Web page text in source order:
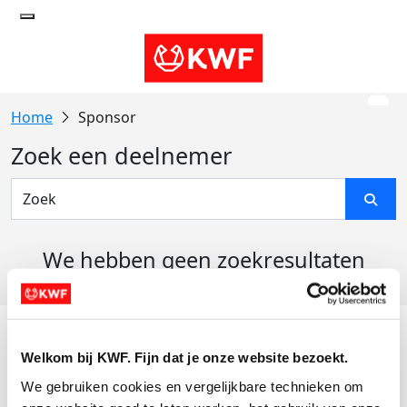
Welkom bij KWF. Fijn dat je onze website bezoekt.
We gebruiken cookies en vergelijkbare technieken om
Sponsor
Zoek een deelnemer
We hebben geen zoekresultaten
Actiematerialen
Evenementen